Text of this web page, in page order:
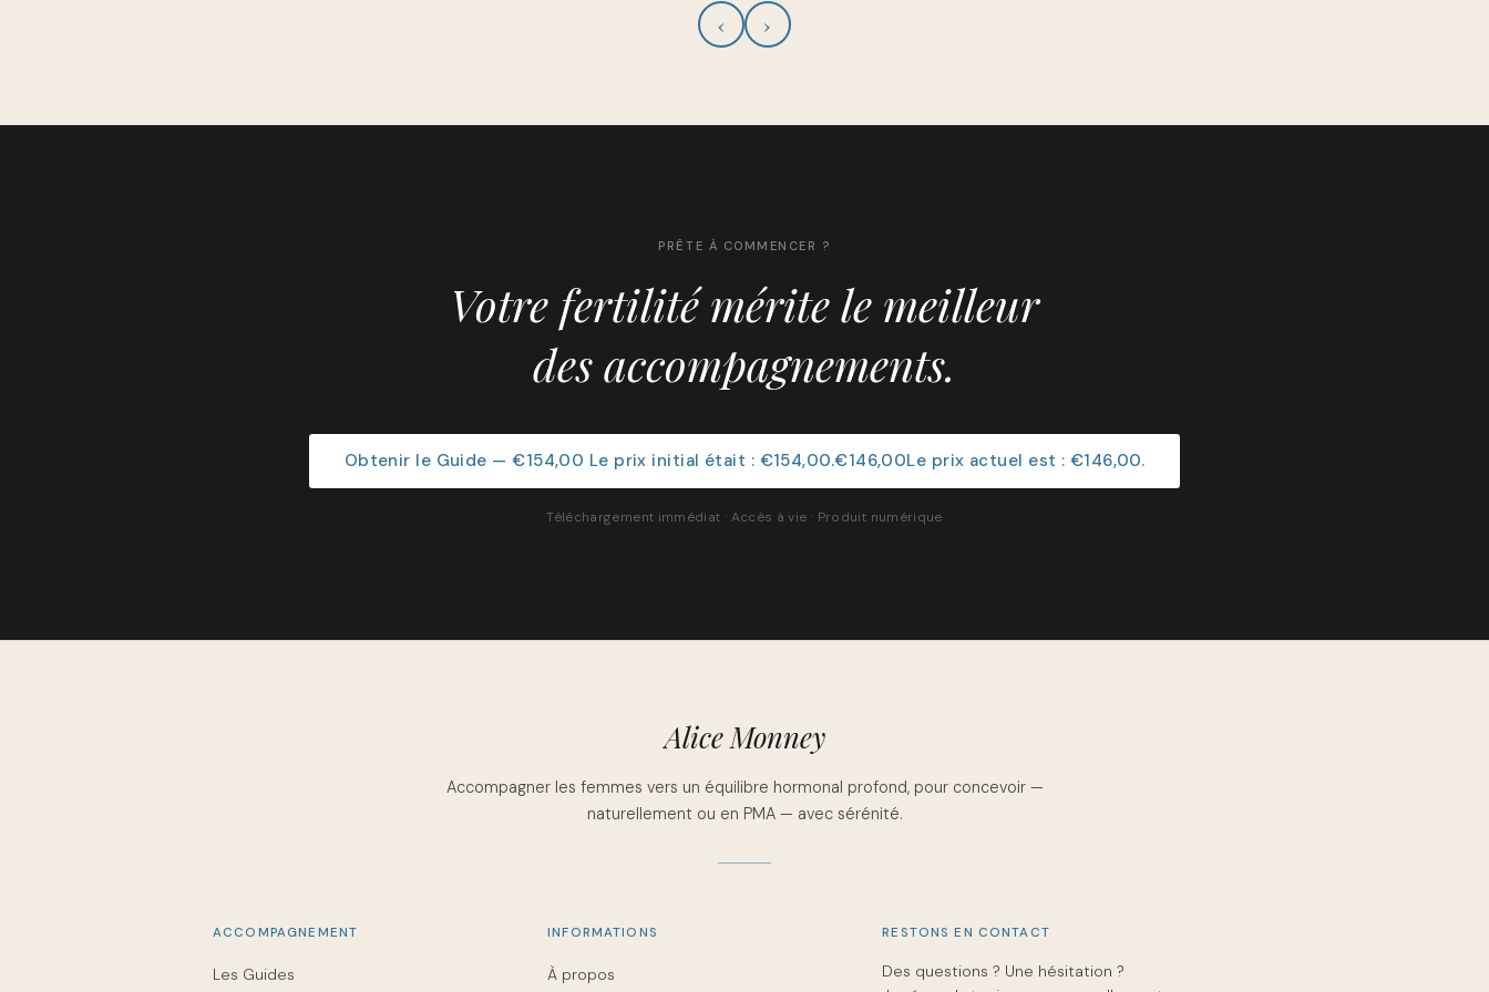
‹ ›
PRÊTE À COMMENCER ?
Votre fertilité mérite le meilleur
des accompagnements.
Obtenir le Guide — €154,00 Le prix initial était : €154,00.€146,00Le prix actuel est : €146,00.
Téléchargement immédiat · Accès à vie · Produit numérique
Alice Monney
Accompagner les femmes vers un équilibre hormonal profond, pour concevoir —
naturellement ou en PMA — avec sérénité.
ACCOMPAGNEMENT
Les Guides
INFORMATIONS
À propos
RESTONS EN CONTACT
Des questions ? Une hésitation ?